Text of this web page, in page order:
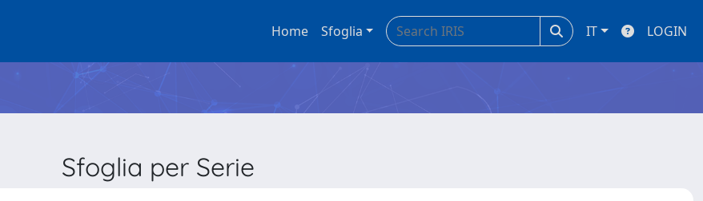
Home Sfoglia IT LOGIN
Sfoglia per Serie